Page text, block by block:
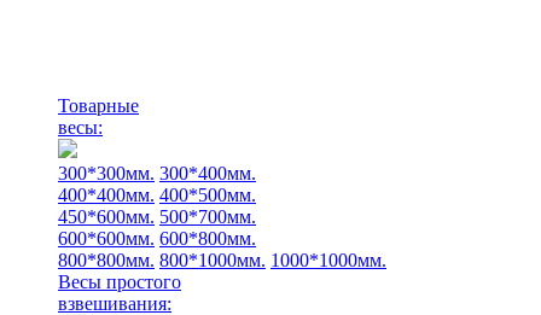
Товарные
весы:
300*300мм. 300*400мм.
400*400мм. 400*500мм.
450*600мм. 500*700мм.
600*600мм. 600*800мм.
800*800мм. 800*1000мм. 1000*1000мм.
Весы простого
взвешивания: